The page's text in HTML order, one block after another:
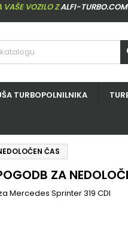
VAŠE VOZILO ZALFI-TURBO.COM
TURBOPOLNILNIKA
ČAS
ZA
Mercedes Sprinter 319 CDI